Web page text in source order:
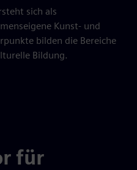
sich als
Kunst- und
bilden die Bereiche
Bildung.
für